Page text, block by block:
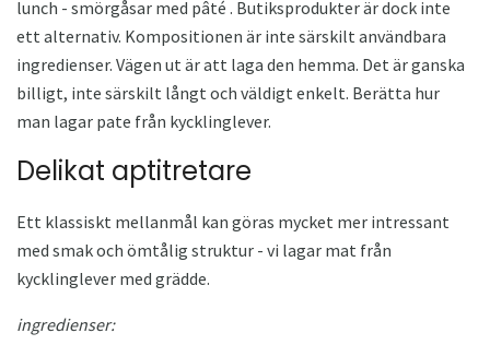
lunch - smörgåsar med pâté . Butiksprodukter är dock inte
ett alternativ. Kompositionen är inte särskilt användbara
ingredienser. Vägen ut är att laga den hemma. Det är ganska
billigt, inte särskilt långt och väldigt enkelt. Berätta hur
man lagar pate från kycklinglever.
Delikat aptitretare
Ett klassiskt mellanmål kan göras mycket mer intressant
med smak och ömtålig struktur - vi lagar mat från
kycklinglever med grädde.
ingredienser: